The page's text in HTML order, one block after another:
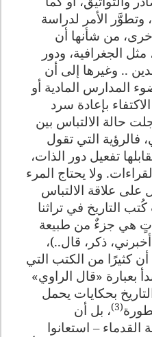
وتطوَّر الأمر لدراسة
من شأنها أن
الجغرافية، ودور
.. وغيرها إلى أن
المدارس المادية أو
بإعادة سرد
حالة الالتباس بين
فالرؤية التي تقول
تفعيل دور الذات،
ولا يحتاج المرء
على علاقة الالتباس
التاريخ في تراثنا
هي جزءٌ من طبيعة
ذكر، قال..)،
كثيرًا من الكتب التي
بعبارة «قال الراوي»
بحكايات يحمل
(3)
، بل أن
– استعانوا